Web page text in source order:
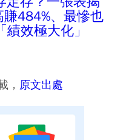
484%、最慘也
效極大化」
， 原文出處